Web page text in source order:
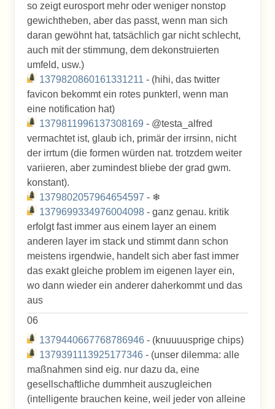
so zeigt eurosport mehr oder weniger nonstop
gewichtheben, aber das passt, wenn man sich
daran gewöhnt hat, tatsächlich gar nicht schlecht,
auch mit der stimmung, dem dekonstruierten
umfeld, usw.)
1379820860161331211 - (hihi, das twitter
favicon bekommt ein rotes punkterl, wenn man
eine notification hat)
1379811996137308169 - @testa_alfred
vermachtet ist, glaub ich, primär der irrsinn, nicht
der irrtum (die formen würden nat. trotzdem weiter
variieren, aber zumindest bliebe der grad gwm.
konstant).
1379802057964654597 - ❄
1379699334976004098 - ganz genau. kritik
erfolgt fast immer aus einem layer an einem
anderen layer im stack und stimmt dann schon
meistens irgendwie, handelt sich aber fast immer
das exakt gleiche problem im eigenen layer ein,
wo dann wieder ein anderer daherkommt und das
aus
06
1379440667768786946 - (knuuuusprige chips)
1379391113925177346 - (unser dilemma: alle
maßnahmen sind eig. nur dazu da, eine
gesellschaftliche dummheit auszugleichen
(intelligente brauchen keine, weil jeder von alleine